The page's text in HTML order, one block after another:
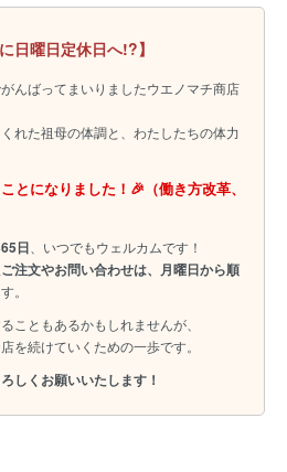
日曜日定休日へ!?】
んばってまいりましたウエノマチ商店
れた祖母の体調と、わたしたちの体力
とになりました！🎉（働き方改革、
日 、いつでもウェルカムです！
注文やお問い合わせは、月曜日から順
。
こともあるかもしれませんが、
を続けていくための一歩です。
しくお願いいたします！